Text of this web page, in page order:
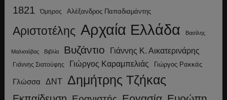
1821 Όμηρος Αλέξανδρος Παπαδιαμάντης
Αριστοτέλης Αρχαία Ελλάδα Βασίλης
Μαλισιόβας Βιβλία Βυζάντιο Γιάννης Κ. Αικατερινάρης
Γιάννης Σιατούφης Γιώργος Καραμπελιάς Γιώργος Ρακκάς
Γλώσσα ΔΝΤ Δημήτρης Τζήκας